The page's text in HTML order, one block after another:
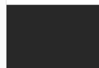
5 625 kg, tukšais svars:2